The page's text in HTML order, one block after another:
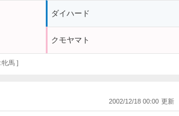
ダイハード
クモヤマト
:牝馬 ]
2002/12/18 00:00